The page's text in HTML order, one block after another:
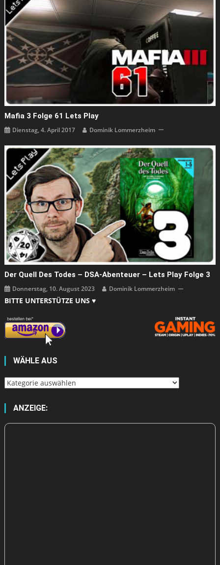
Mafia 3 Folge 61 Lets Play
Dienstag, 4. April 2017 Dominik Lommerzheim
Der Quell Des Todes – DSA-Abenteuer – Lets Play Folge 3
Donnerstag, 10. August 2023 Dominik Lommerzheim
BITTE UNTERSTÜTZE UNS ♥
WÄHLE AUS
Wähle
ANZEIGE: